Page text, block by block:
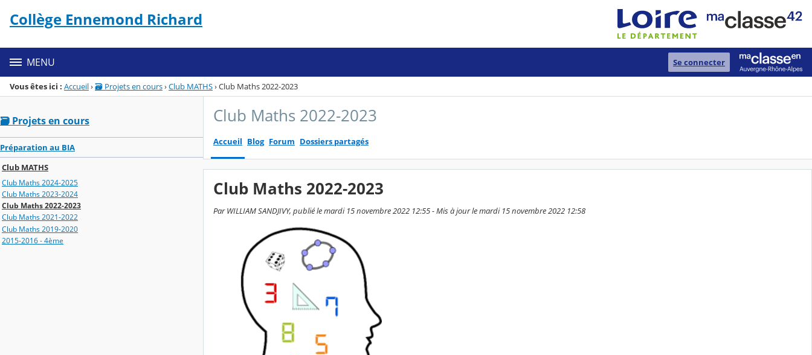
Menu de la rubrique
Contenu
Collège Ennemond Richard
MENU Se connecter
Vous êtes ici : Accueil›🗃️ Projets en cours›Club MATHS›Club Maths 2022-2023
🗃️ Projets en cours
Préparation au BIA
Club MATHS
Club Maths 2024-2025
Club Maths 2023-2024
Club Maths 2022-2023
Club Maths 2021-2022
Club Maths 2019-2020
2015-2016 - 4ème
Club Maths 2022-2023
Accueil Blog Forum Dossiers partagés
Club Maths 2022-2023
Par WILLIAM SANDJIVY, publié le mardi 15 novembre 2022 12:55 - Mis à jour le mardi 15 novembre 2022 12:58